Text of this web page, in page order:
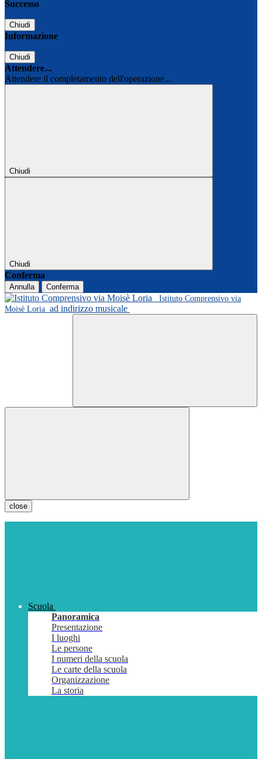
Successo
Chiudi
Informazione
Chiudi
Attendere...
Attendere il completamento dell'operazione...
Chiudi
Chiudi
Conferma
Annulla
Conferma
Istituto Comprensivo via
Moisè Loria ad indirizzo musicale
close
Scuola
Panoramica
Presentazione
I luoghi
Le persone
I numeri della scuola
Le carte della scuola
Organizzazione
La storia